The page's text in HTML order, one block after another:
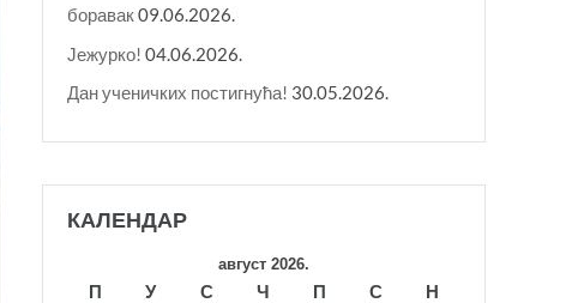
боравак09.06.2026.
Јежурко! 04.06.2026.
Дан ученичких постигнућа! 30.05.2026.
КАЛЕНДАР
август 2026.
П У С Ч П С
Н